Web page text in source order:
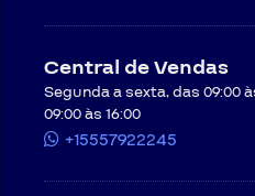
Central de Vendas
Segunda a sexta, das 09:00
09:00 às 16:00
+15557922245